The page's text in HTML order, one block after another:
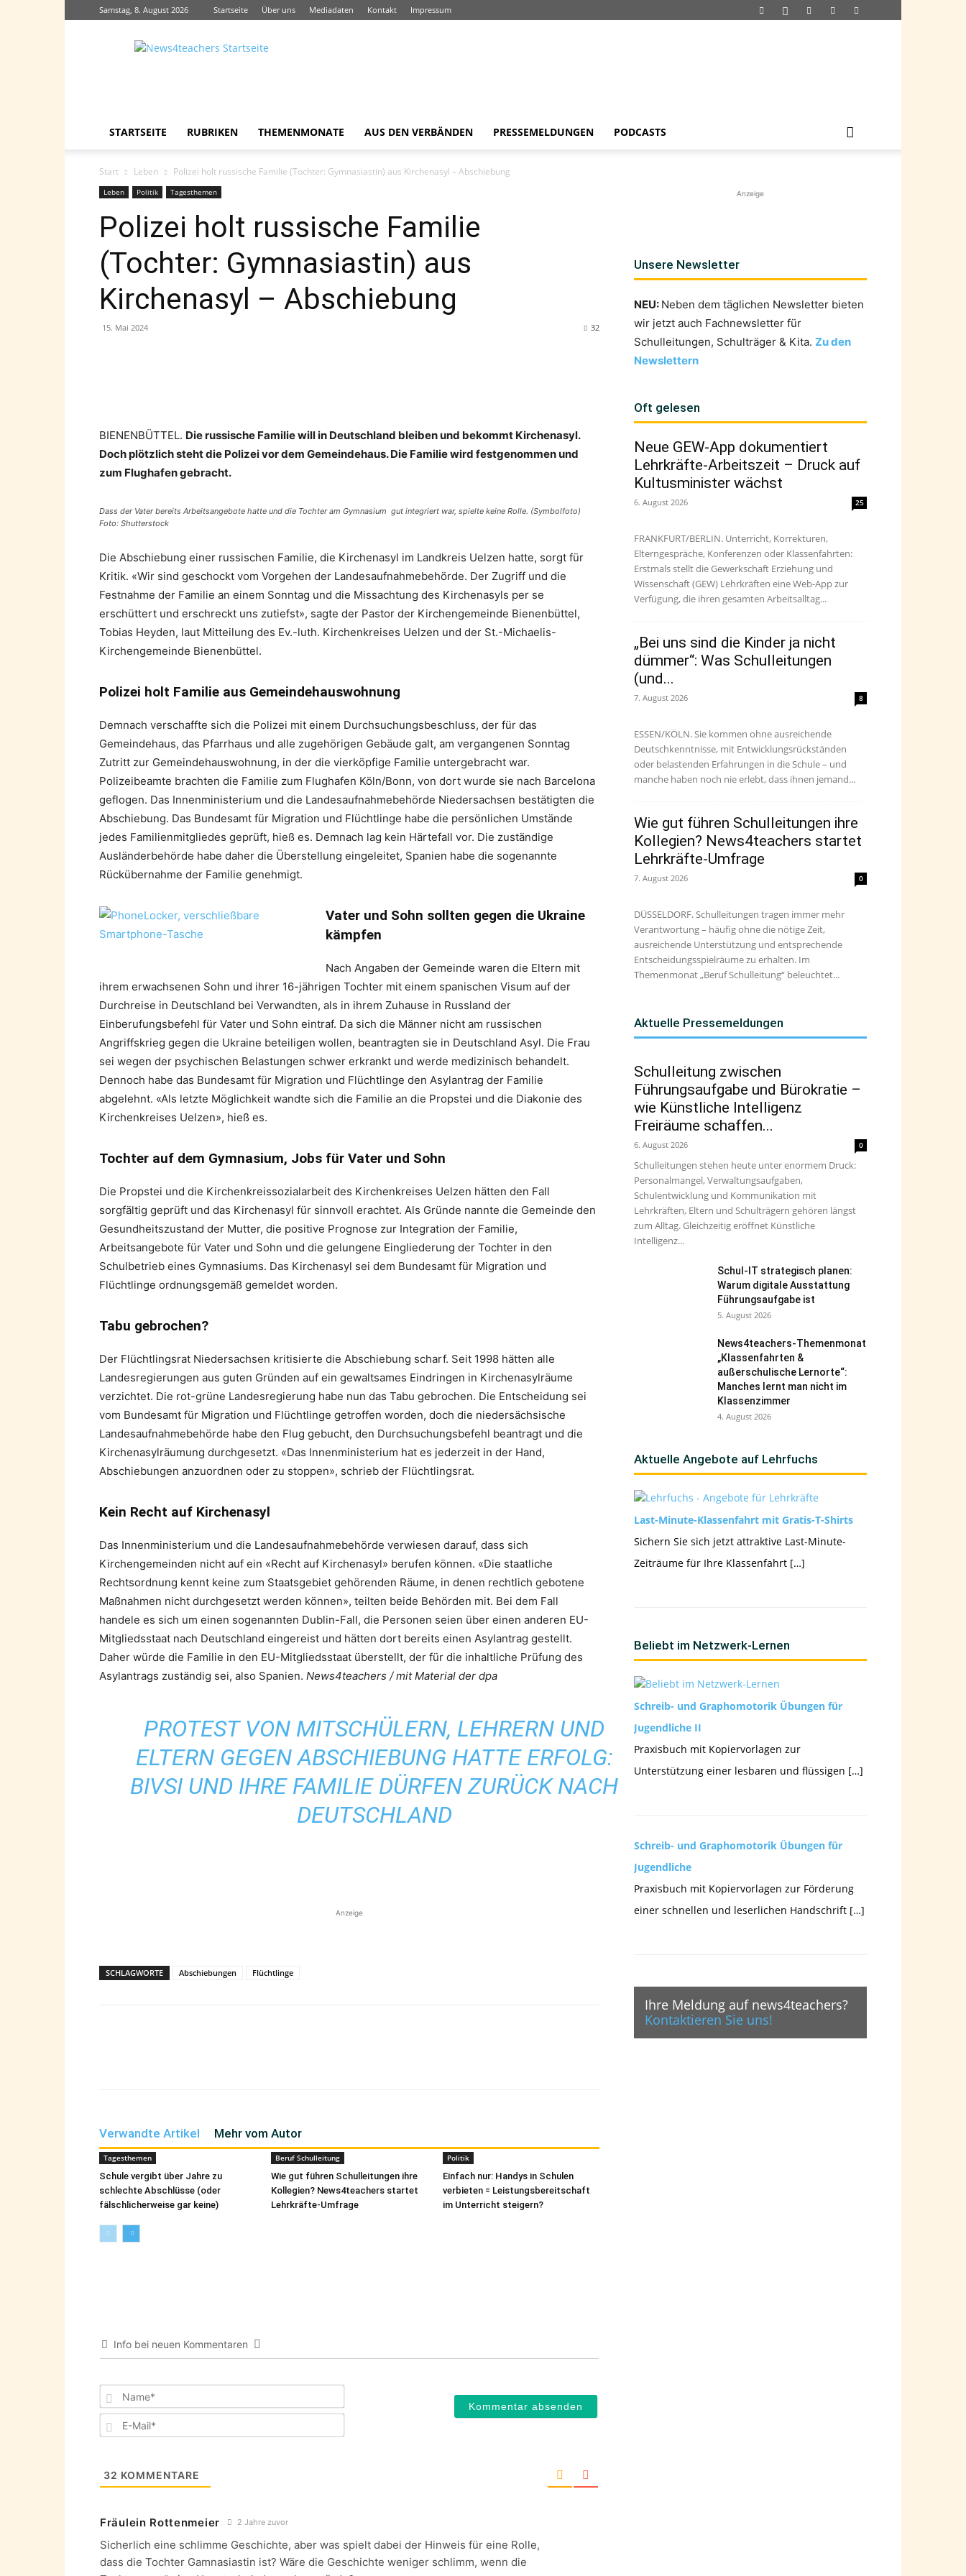
Samstag, 8. August 2026 Startseite Über uns Mediadaten Kontakt Impressum
News4teachers
STARTSEITE RUBRIKEN THEMENMONATE AUS DEN VERBÄNDEN PRESSEMELDUNGEN PODCASTS
Start Leben Polizei holt russische Familie (Tochter: Gymnasiastin) aus Kirchenasyl – Abschiebung
Leben Politik Tagesthemen
Polizei holt russische Familie
(Tochter: Gymnasiastin) aus
Kirchenasyl – Abschiebung
15. Mai 2024 32
BIENENBÜTTEL. Die russische Familie will in Deutschland bleiben und bekommt Kirchenasyl.
Doch plötzlich steht die Polizei vor dem Gemeindehaus. Die Familie wird festgenommen und
zum Flughafen gebracht.
Dass der Vater bereits Arbeitsangebote hatte und die Tochter am Gymnasium gut integriert war, spielte keine Rolle. (Symbolfoto)
Foto: Shutterstock
Die Abschiebung einer russischen Familie, die Kirchenasyl im Landkreis Uelzen hatte, sorgt für
Kritik. «Wir sind geschockt vom Vorgehen der Landesaufnahmebehörde. Der Zugriff und die
Festnahme der Familie an einem Sonntag und die Missachtung des Kirchenasyls per se
erschüttert und erschreckt uns zutiefst», sagte der Pastor der Kirchengemeinde Bienenbüttel,
Tobias Heyden, laut Mitteilung des Ev.-luth. Kirchenkreises Uelzen und der St.-Michaelis-
Kirchengemeinde Bienenbüttel.
Polizei holt Familie aus Gemeindehauswohnung
Demnach verschaffte sich die Polizei mit einem Durchsuchungsbeschluss, der für das
Gemeindehaus, das Pfarrhaus und alle zugehörigen Gebäude galt, am vergangenen Sonntag
Zutritt zur Gemeindehauswohnung, in der die vierköpfige Familie untergebracht war.
Polizeibeamte brachten die Familie zum Flughafen Köln/Bonn, von dort wurde sie nach Barcelona
geflogen. Das Innenministerium und die Landesaufnahmebehörde Niedersachsen bestätigten die
Abschiebung. Das Bundesamt für Migration und Flüchtlinge habe die persönlichen Umstände
jedes Familienmitgliedes geprüft, hieß es. Demnach lag kein Härtefall vor. Die zuständige
Ausländerbehörde habe daher die Überstellung eingeleitet, Spanien habe die sogenannte
Rückübernahme der Familie genehmigt.
Vater und Sohn sollten gegen die Ukraine
kämpfen
Nach Angaben der Gemeinde waren die Eltern mit
ihrem erwachsenen Sohn und ihrer 16-jährigen Tochter mit einem spanischen Visum auf der
Durchreise in Deutschland bei Verwandten, als in ihrem Zuhause in Russland der
Einberufungsbefehl für Vater und Sohn eintraf. Da sich die Männer nicht am russischen
Angriffskrieg gegen die Ukraine beteiligen wollen, beantragten sie in Deutschland Asyl. Die Frau
sei wegen der psychischen Belastungen schwer erkrankt und werde medizinisch behandelt.
Dennoch habe das Bundesamt für Migration und Flüchtlinge den Asylantrag der Familie
abgelehnt. «Als letzte Möglichkeit wandte sich die Familie an die Propstei und die Diakonie des
Kirchenkreises Uelzen», hieß es.
Tochter auf dem Gymnasium, Jobs für Vater und Sohn
Die Propstei und die Kirchenkreissozialarbeit des Kirchenkreises Uelzen hätten den Fall
sorgfältig geprüft und das Kirchenasyl für sinnvoll erachtet. Als Gründe nannte die Gemeinde den
Gesundheitszustand der Mutter, die positive Prognose zur Integration der Familie,
Arbeitsangebote für Vater und Sohn und die gelungene Eingliederung der Tochter in den
Schulbetrieb eines Gymnasiums. Das Kirchenasyl sei dem Bundesamt für Migration und
Flüchtlinge ordnungsgemäß gemeldet worden.
Tabu gebrochen?
Der Flüchtlingsrat Niedersachsen kritisierte die Abschiebung scharf. Seit 1998 hätten alle
Landesregierungen aus guten Gründen auf ein gewaltsames Eindringen in Kirchenasylräume
verzichtet. Die rot-grüne Landesregierung habe nun das Tabu gebrochen. Die Entscheidung sei
vom Bundesamt für Migration und Flüchtlinge getroffen worden, doch die niedersächsische
Landesaufnahmebehörde habe den Flug gebucht, den Durchsuchungsbefehl beantragt und die
Kirchenasylräumung durchgesetzt. «Das Innenministerium hat es jederzeit in der Hand,
Abschiebungen anzuordnen oder zu stoppen», schrieb der Flüchtlingsrat.
Kein Recht auf Kirchenasyl
Das Innenministerium und die Landesaufnahmebehörde verwiesen darauf, dass sich
Kirchengemeinden nicht auf ein «Recht auf Kirchenasyl» berufen können. «Die staatliche
Rechtsordnung kennt keine zum Staatsgebiet gehörenden Räume, in denen rechtlich gebotene
Maßnahmen nicht durchgesetzt werden können», teilten beide Behörden mit. Bei dem Fall
handele es sich um einen sogenannten Dublin-Fall, die Personen seien über einen anderen EU-
Mitgliedsstaat nach Deutschland eingereist und hätten dort bereits einen Asylantrag gestellt.
Daher würde die Familie in den EU-Mitgliedsstaat überstellt, der für die inhaltliche Prüfung des
Asylantrags zuständig sei, also Spanien. News4teachers / mit Material der dpa
PROTEST VON MITSCHÜLERN, LEHRERN UND
ELTERN GEGEN ABSCHIEBUNG HATTE ERFOLG:
BIVSI UND IHRE FAMILIE DÜRFEN ZURÜCK NACH
DEUTSCHLAND
Anzeige
SCHLAGWORTE Abschiebungen Flüchtlinge
Verwandte Artikel Mehr vom Autor
Tagesthemen
Schule vergibt über Jahre zu
schlechte Abschlüsse (oder
fälschlicherweise gar keine)
Beruf Schulleitung
Wie gut führen Schulleitungen ihre
Kollegien? News4teachers startet
Lehrkräfte-Umfrage
Politik
Einfach nur: Handys in Schulen
verbieten = Leistungsbereitschaft
im Unterricht steigern?
Info bei neuen Kommentaren
Name*
E-
32 KOMMENTARE
Fräulein Rottenmeier 2 Jahre zuvor
Sicherlich eine schlimme Geschichte, aber was spielt dabei der Hinweis für eine Rolle,
dass die Tochter Gamnasiastin ist? Wäre die Geschichte weniger schlimm, wenn die
Anzeige
Unsere Newsletter
NEU: Neben dem täglichen Newsletter bieten
wir jetzt auch Fachnewsletter für
Schulleitungen, Schulträger & Kita. Zu den
Newslettern
Oft gelesen
Neue GEW-App dokumentiert
Lehrkräfte-Arbeitszeit – Druck auf
Kultusminister wächst
6. August 2026 25
FRANKFURT/BERLIN. Unterricht, Korrekturen,
Elterngespräche, Konferenzen oder Klassenfahrten:
Erstmals stellt die Gewerkschaft Erziehung und
Wissenschaft (GEW) Lehrkräften eine Web-App zur
Verfügung, die ihren gesamten Arbeitsalltag...
„Bei uns sind die Kinder ja nicht
dümmer“: Was Schulleitungen
(und...
7. August 2026 8
ESSEN/KÖLN. Sie kommen ohne ausreichende
Deutschkenntnisse, mit Entwicklungsrückständen
oder belastenden Erfahrungen in die Schule – und
manche haben noch nie erlebt, dass ihnen jemand...
Wie gut führen Schulleitungen ihre
Kollegien? News4teachers startet
Lehrkräfte-Umfrage
7. August 2026 0
DÜSSELDORF. Schulleitungen tragen immer mehr
Verantwortung – häufig ohne die nötige Zeit,
ausreichende Unterstützung und entsprechende
Entscheidungsspielräume zu erhalten. Im
Themenmonat „Beruf Schulleitung“ beleuchtet...
Aktuelle Pressemeldungen
Schulleitung zwischen
Führungsaufgabe und Bürokratie –
wie Künstliche Intelligenz
Freiräume schaffen...
6. August 2026 0
Schulleitungen stehen heute unter enormem Druck:
Personalmangel, Verwaltungsaufgaben,
Schulentwicklung und Kommunikation mit
Lehrkräften, Eltern und Schulträgern gehören längst
zum Alltag. Gleichzeitig eröffnet Künstliche
Intelligenz...
Schul-IT strategisch planen:
Warum digitale Ausstattung
Führungsaufgabe ist
5. August 2026
News4teachers-Themenmonat
„Klassenfahrten &
außerschulische Lernorte“:
Manches lernt man nicht im
Klassenzimmer
4. August 2026
Aktuelle Angebote auf Lehrfuchs
Last-Minute-Klassenfahrt mit Gratis-T-Shirts
Sichern Sie sich jetzt attraktive Last-Minute-
Zeiträume für Ihre Klassenfahrt […]
Beliebt im Netzwerk-Lernen
Schreib- und Graphomotorik Übungen für
Jugendliche II
Praxisbuch mit Kopiervorlagen zur
Unterstützung einer lesbaren und flüssigen […]
Schreib- und Graphomotorik Übungen für
Jugendliche
Praxisbuch mit Kopiervorlagen zur Förderung
einer schnellen und leserlichen Handschrift […]
Ihre Meldung auf news4teachers?
Kontaktieren Sie uns!